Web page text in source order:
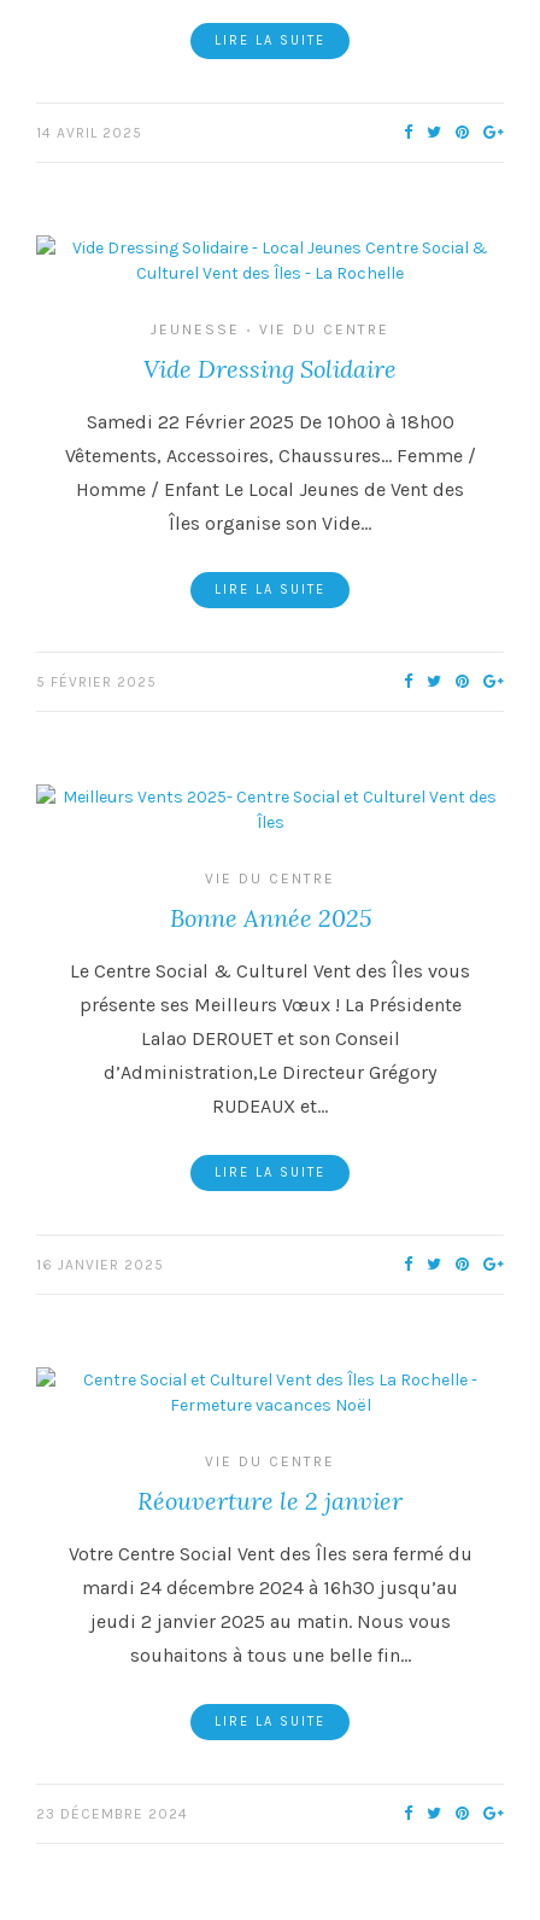
LIRE LA SUITE
14 AVRIL 2025
JEUNESSE • VIE DU CENTRE
Vide Dressing Solidaire
Samedi 22 Février 2025 De 10h00 à 18h00
Vêtements, Accessoires, Chaussures… Femme /
Homme / Enfant Le Local Jeunes de Vent des
Îles organise son Vide…
LIRE LA SUITE
5 FÉVRIER 2025
VIE DU CENTRE
Bonne Année 2025
Le Centre Social & Culturel Vent des Îles vous
présente ses Meilleurs Vœux ! La Présidente
Lalao DEROUET et son Conseil
d’Administration,Le Directeur Grégory
RUDEAUX et…
LIRE LA SUITE
16 JANVIER 2025
VIE DU CENTRE
Réouverture le 2 janvier
Votre Centre Social Vent des Îles sera fermé du
mardi 24 décembre 2024 à 16h30 jusqu’au
jeudi 2 janvier 2025 au matin. Nous vous
souhaitons à tous une belle fin…
LIRE LA SUITE
23 DÉCEMBRE 2024